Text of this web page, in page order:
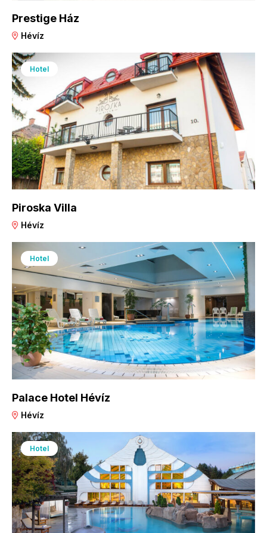
Prestige Ház
Hévíz
Hotel
Piroska Villa
Hévíz
Hotel
Palace Hotel Hévíz
Hévíz
Hotel